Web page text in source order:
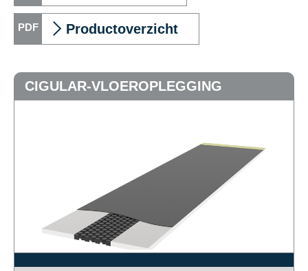
Productoverzicht
CIGULAR-VLOEROPLEGGING